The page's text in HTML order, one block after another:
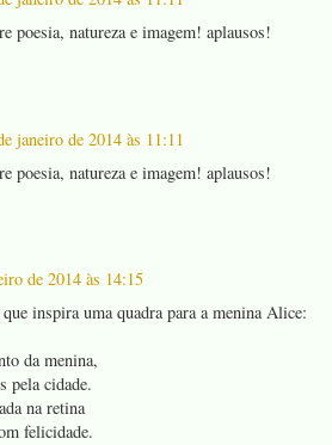
poesia, natureza e imagem! aplausos!
janeiro de 2014 às 11:11
poesia, natureza e imagem! aplausos!
de 2014 às 14:15
inspira uma quadra para a menina Alice:
da menina,
pela cidade.
na retina
felicidade.